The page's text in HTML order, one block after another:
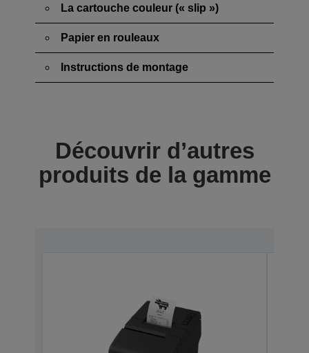
La cartouche couleur (« slip »)
Papier en rouleaux
Instructions de montage
Découvrir d’autres
produits de la gamme